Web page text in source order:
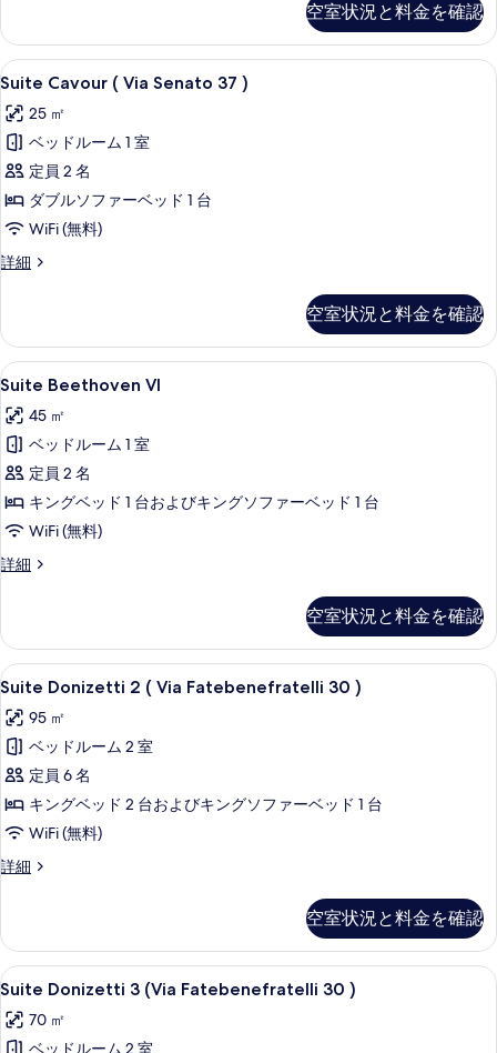
を
表
示
す
る
詳
細
空室状況と料金を確認
Suite
Cavour
(
Via
Senato
37
)
の
て
の
写
真
を
表
示
す
る
Suite Cavour ( Via Senato 37 ) | 高級
6
Suite Cavour ( Via Senato 37 )
25 ㎡
ベッドルーム 1 室
定員 2 名
ダブルソファーベッド 1 台
WiFi (無料)
詳細
Suite
Senato
37
)
詳
細
空室状況と料金を確認
Suite
Beethoven
VI
の
す
べ
て
の
を
表
示
す
る
Suite Beethoven VI | 高級寝具、ミ
5
Suite Beethoven VI
45 ㎡
ベッドルーム 1 室
定員 2 名
キングベッド 1 台およびキングソファーベッド 1 台
WiFi (無料)
詳細
Suite
詳
細
空室状況と料金を確認
Suite
Donizetti
2
Via
Fatebenefratelli
30
)
の
べ
て
の
写
Suite Donizetti 2 ( Via
10
Suite Donizetti 2 ( Via Fatebenefratelli 30 )
95 ㎡
ベッドルーム 2 室
定員 6 名
キングベッド 2 台およびキングソファーベッド 1 台
WiFi (無料)
詳細
Suite
Via
Fatebenefratelli
30
の
詳
空室状況と料金を確認
Suite
Donizetti
3
Suite Donizetti 3 (Via
11
Suite Donizetti 3 (Via Fatebenefratelli 30 )
70 ㎡
ベッドルーム 2 室